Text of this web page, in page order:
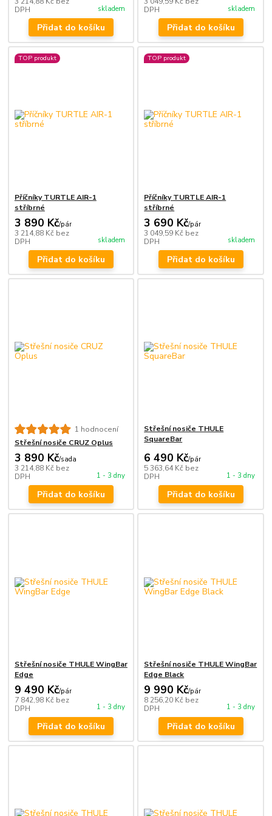
DPH
skladem
Přidat do košíku
DPH
skladem
Přidat do košíku
TOP produkt
Příčníky TURTLE AIR-1
stříbrné
3 890 Kč/pár
3 214,88 Kč bez
DPH
skladem
Přidat do košíku
TOP produkt
Příčníky TURTLE AIR-1
stříbrné
3 690 Kč/pár
3 049,59 Kč bez
DPH
skladem
Přidat do košíku
1 hodnocení
Střešní nosiče CRUZ Oplus
3 890 Kč/sada
3 214,88 Kč bez
DPH
1 - 3 dny
Přidat do košíku
Střešní nosiče THULE
SquareBar
6 490 Kč/pár
5 363,64 Kč bez
DPH
1 - 3 dny
Přidat do košíku
Střešní nosiče THULE WingBar
Edge
9 490 Kč/pár
7 842,98 Kč bez
DPH
1 - 3 dny
Přidat do košíku
Střešní nosiče THULE WingBar
Edge Black
9 990 Kč/pár
8 256,20 Kč bez
DPH
1 - 3 dny
Přidat do košíku